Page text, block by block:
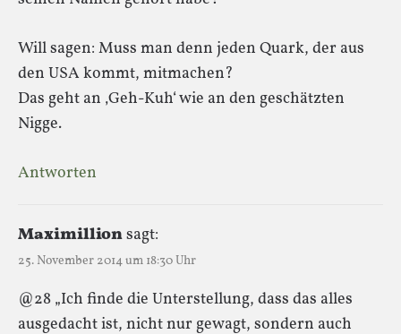
Will sagen: Muss man denn jeden Quark, der aus
den USA kommt, mitmachen?
Das geht an ‚Geh-Kuh‘ wie an den geschätzten
Nigge.
Antworten
Maximillionsagt:
25. November 2014 um 18:30 Uhr
@28 „Ich finde die Unterstellung, dass das alles
ausgedacht ist, nicht nur gewagt, sondern auch